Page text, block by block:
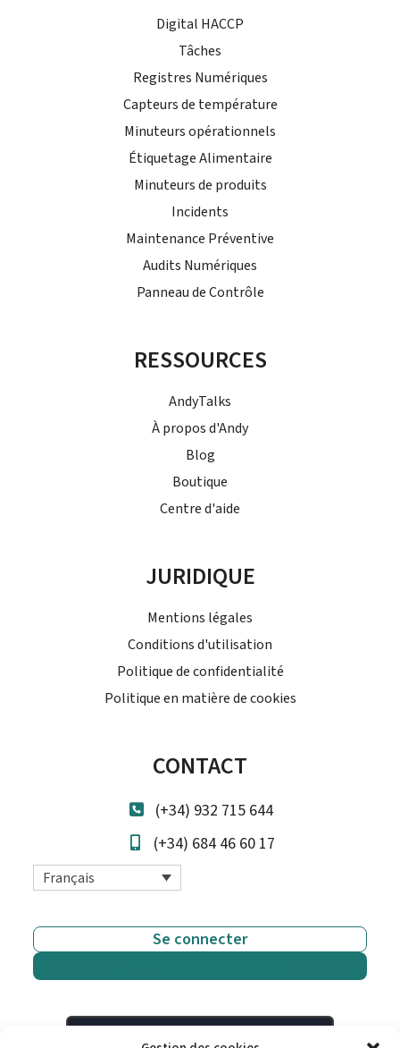
Digital HACCP
Tâches
Registres Numériques
Capteurs de température
Minuteurs opérationnels
Étiquetage Alimentaire
Minuteurs de produits
Incidents
Maintenance Préventive
Audits Numériques
Panneau de Contrôle
RESSOURCES
AndyTalks
À propos d'Andy
Blog
Boutique
Centre d'aide
JURIDIQUE
Mentions légales
Conditions d'utilisation
Politique de confidentialité
Politique en matière de cookies
CONTACT
(+34) 932 715 644
(+34) 684 46 60 17
Français
Se connecter